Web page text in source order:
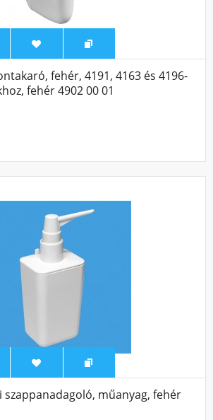
fehér, 4191, 4163 és 4196-
fehér 4902 00 01
szappanadagoló, műanyag, fehér